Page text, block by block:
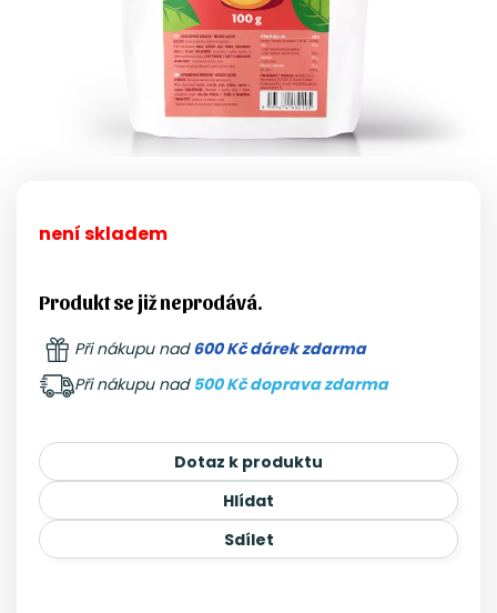
není skladem
Produkt se již neprodává.
Při nákupu nad600 Kč dárek zdarma
Při nákupu nad 500 Kč doprava zdarma
Dotaz k produktu
Hlídat
Sdílet